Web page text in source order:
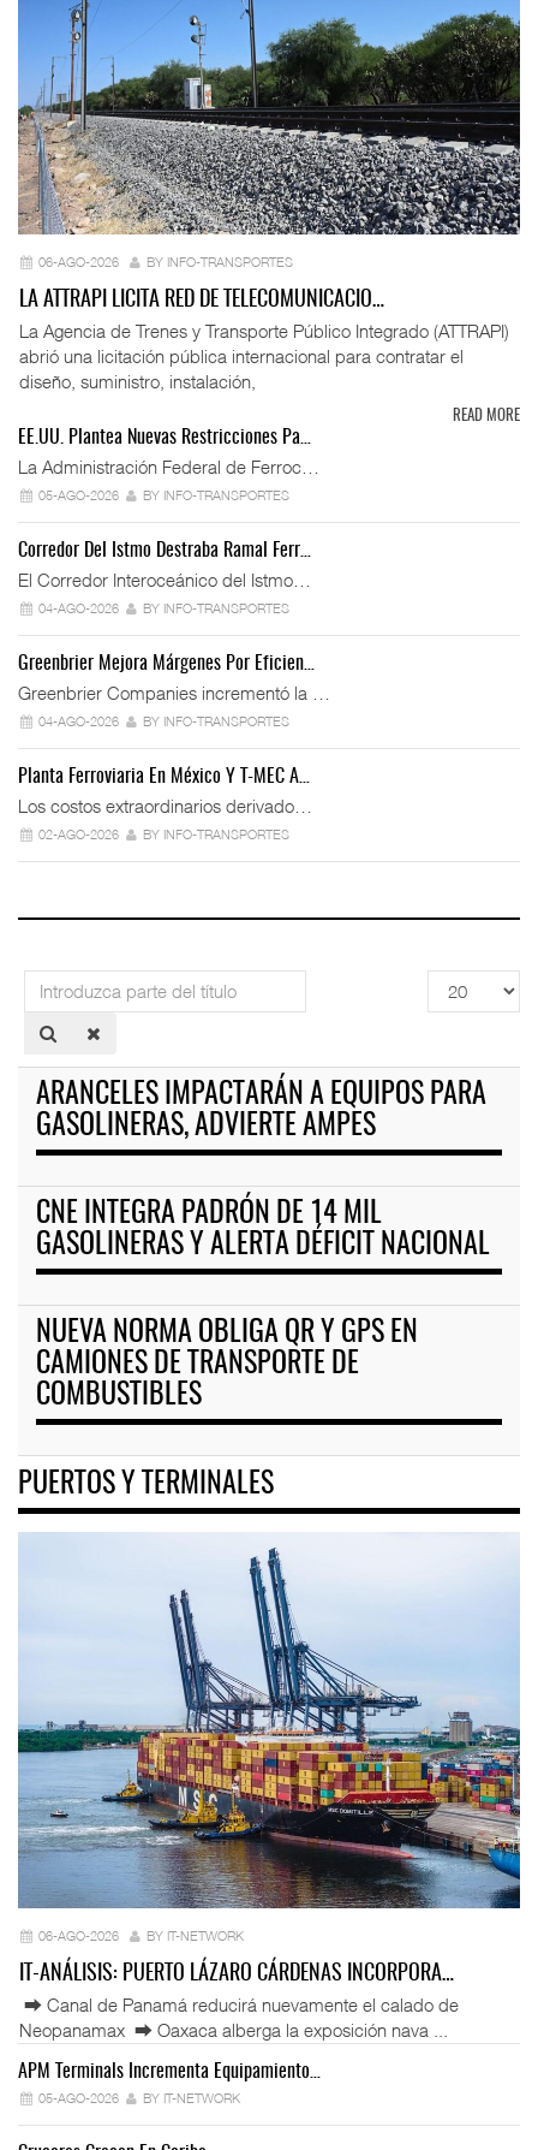
06-AGO-2026 BY INFO-TRANSPORTES
LA ATTRAPI LICITA RED DE TELECOMUNICACIO…
La Agencia de Trenes y Transporte Público Integrado (ATTRAPI)
abrió una licitación pública internacional para contratar el
diseño, suministro, instalación,
READ MORE
EE.UU. Plantea Nuevas Restricciones Pa…
La Administración Federal de Ferroc…
05-AGO-2026 BY INFO-TRANSPORTES
Corredor Del Istmo Destraba Ramal Ferr…
El Corredor Interoceánico del Istmo…
04-AGO-2026 BY INFO-TRANSPORTES
Greenbrier Mejora Márgenes Por Eficien…
Greenbrier Companies incrementó la …
04-AGO-2026 BY INFO-TRANSPORTES
Planta Ferroviaria En México Y T-MEC A…
Los costos extraordinarios derivado…
02-AGO-2026 BY INFO-TRANSPORTES
Introduzca
parte
del
Cantidad
a
ARANCELES IMPACTARÁN A EQUIPOS PARA
GASOLINERAS, ADVIERTE AMPES
CNE INTEGRA PADRÓN DE 14 MIL
GASOLINERAS Y ALERTA DÉFICIT NACIONAL
NUEVA NORMA OBLIGA QR Y GPS EN
CAMIONES DE TRANSPORTE DE
COMBUSTIBLES
PUERTOS Y TERMINALES
06-AGO-2026 BY IT-NETWORK
IT-ANÁLISIS: PUERTO LÁZARO CÁRDENAS INCORPORA…
⮕ Canal de Panamá reducirá nuevamente el calado de
Neopanamax ⮕ Oaxaca alberga la exposición nava ...
APM Terminals Incrementa Equipamiento…
05-AGO-2026 BY IT-NETWORK